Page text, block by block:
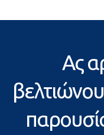
Ας